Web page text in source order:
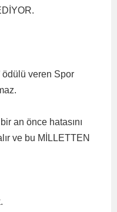
ödülü veren Spor
an önce hatasını
ve bu MİLLETTEN